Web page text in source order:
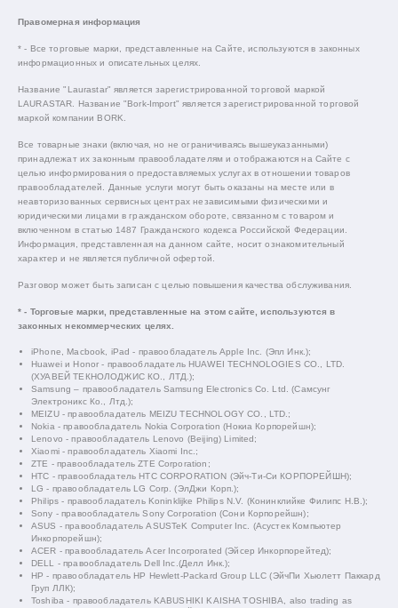
Правомерная информация
* - Все торговые марки, представленные на Сайте, используются в законных
информационных и описательных целях.
Название "Laurastar" является зарегистрированной торговой маркой
LAURASTAR. Название "Bork-Import" является зарегистрированной торговой
маркой компании BORK.
Все товарные знаки (включая, но не ограничиваясь вышеуказанными)
принадлежат их законным правообладателям и отображаются на Сайте с
целью информирования о предоставляемых услугах в отношении товаров
правообладателей. Данные услуги могут быть оказаны на месте или в
неавторизованных сервисных центрах независимыми физическими и
юридическими лицами в гражданском обороте, связанном с товаром и
включенном в статью 1487 Гражданского кодекса Российской Федерации.
Информация, представленная на данном сайте, носит ознакомительный
характер и не является публичной офертой.
Разговор может быть записан с целью повышения качества обслуживания.
* - Торговые марки, представленные на этом сайте, используются в
законных некоммерческих целях.
iPhone, Macbook, iPad - правообладатель Apple Inc. (Эпл Инк.);
Huawei и Honor - правообладатель HUAWEI TECHNOLOGIES CO., LTD.
(ХУАВЕЙ ТЕКНОЛОДЖИС КО., ЛТД.);
Samsung – правообладатель Samsung Electronics Co. Ltd. (Самсунг
Электроникс Ко., Лтд.);
MEIZU - правообладатель MEIZU TECHNOLOGY CO., LTD.;
Nokia - правообладатель Nokia Corporation (Нокиа Корпорейшн);
Lenovo - правообладатель Lenovo (Beijing) Limited;
Xiaomi - правообладатель Xiaomi Inc.;
ZTE - правообладатель ZTE Corporation;
HTC - правообладатель HTC CORPORATION (Эйч-Ти-Си КОРПОРЕЙШН);
LG - правообладатель LG Corp. (ЭлДжи Корп.);
Philips - правообладатель Koninklijke Philips N.V. (Конинклийке Филипс Н.В.);
Sony - правообладатель Sony Corporation (Сони Корпорейшн);
ASUS - правообладатель ASUSTeK Computer Inc. (Асустек Компьютер
Инкорпорейшн);
ACER - правообладатель Acer Incorporated (Эйсер Инкорпорейтед);
DELL - правообладатель Dell Inc.(Делл Инк.);
HP - правообладатель HP Hewlett-Packard Group LLC (ЭйчПи Хьюлетт Паккард
Груп ЛЛК);
Toshiba - правообладатель KABUSHIKI KAISHA TOSHIBA, also trading as